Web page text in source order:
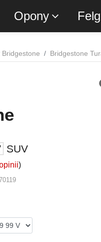
Opony
Bridgestone Bridgestone
SUV
)